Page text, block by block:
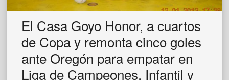
El Casa Goyo Honor, a cuartos
de Copa y remonta cinco goles
ante Oregón para empatar en
Liga de Campeones. Infantil y